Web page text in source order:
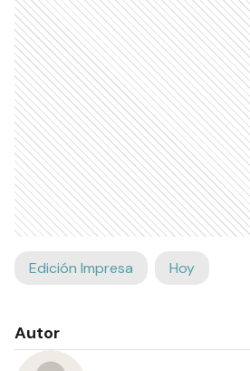
Edición Impresa Hoy
Autor